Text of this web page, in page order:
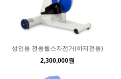
성인용 전동헬스자전거(하지전용)
2,300,000원